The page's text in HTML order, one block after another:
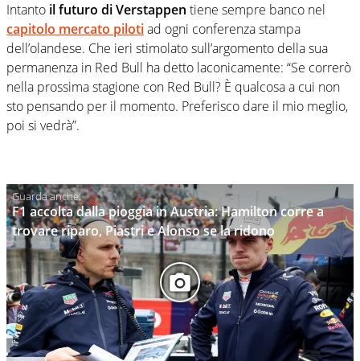
Intanto il futuro di Verstappen tiene sempre banco nel
capitolo mercato pilotiad ogni conferenza stampa
dell’olandese. Che ieri stimolato sull’argomento della sua
permanenza in Red Bull ha detto laconicamente: “Se correrò
nella prossima stagione con Red Bull? È qualcosa a cui non
sto pensando per il momento. Preferisco dare il mio meglio,
poi si vedrà”.
F1 accolta dalla pioggia in Austria: Hamilton corre a
trovare riparo, Piastri e Alonso se la ridono